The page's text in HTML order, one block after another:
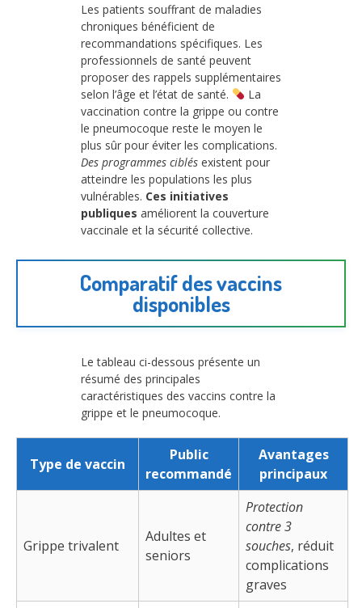
Les patients souffrant de maladies
chroniques bénéficient de
recommandations spécifiques. Les
professionnels de santé peuvent
proposer des rappels supplémentaires
selon l’âge et l’état de santé.
La
vaccination contre la grippe ou contre
le pneumocoque reste le moyen le
plus sûr pour éviter les complications.
Des programmes ciblés existent pour
atteindre les populations les plus
vulnérables. Ces initiatives
publiques améliorent la couverture
vaccinale et la sécurité collective.
Comparatif des vaccins
disponibles
Le tableau ci-dessous présente un
résumé des principales
caractéristiques des vaccins contre la
grippe et le pneumocoque.
Type de vaccin
Public
recommandé
Avantages
principaux
Grippe trivalent
Adultes et
seniors
Protection
contre 3
souches, réduit
complications
graves